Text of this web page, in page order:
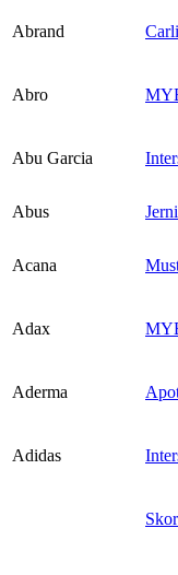
Abrand
Abro
Abu Garcia
Abus
Acana
Adax
Aderma
Adidas